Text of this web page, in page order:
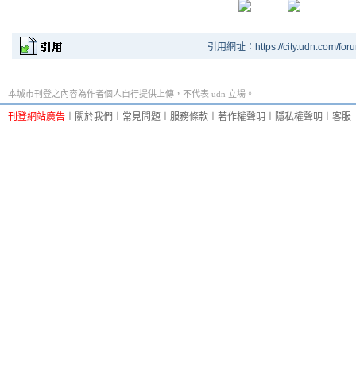
引用網址：https://city.udn.com/
本城市刊登之內容為作者個人自行提供上傳，不代表 udn 立場。
刊登網站廣告 關於我們 常見問題 服務條款 著作權聲明 隱私權聲明 客服